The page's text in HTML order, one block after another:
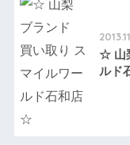
☆ 山梨
ルド